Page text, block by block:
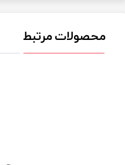
محصولات مرتبط